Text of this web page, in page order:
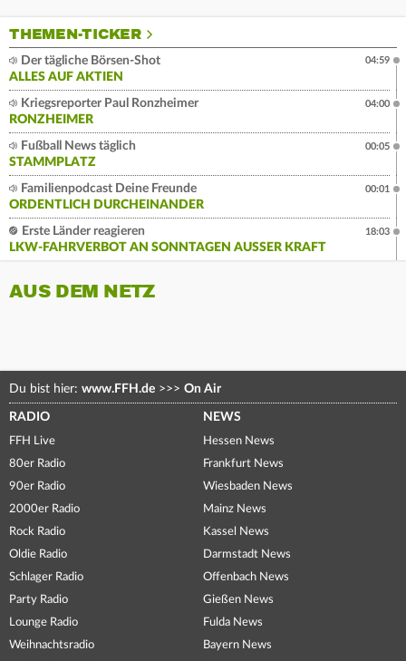
THEMEN-TICKER
Der tägliche Börsen-Shot
ALLES AUF AKTIEN
04:59
Kriegsreporter Paul Ronzheimer
RONZHEIMER
04:00
Fußball News täglich
STAMMPLATZ
00:05
Familienpodcast Deine Freunde
ORDENTLICH DURCHEINANDER
00:01
Erste Länder reagieren
LKW-FAHRVERBOT AN SONNTAGEN AUSSER KRAFT
18:03
AUS DEM NETZ
Du bist hier: www.FFH.de >>> On Air
RADIO
FFH Live
80er Radio
90er Radio
2000er Radio
Rock Radio
Oldie Radio
Schlager Radio
Party Radio
Lounge Radio
Weihnachtsradio
NEWS
Hessen News
Frankfurt News
Wiesbaden News
Mainz News
Kassel News
Darmstadt News
Offenbach News
Gießen News
Fulda News
Bayern News